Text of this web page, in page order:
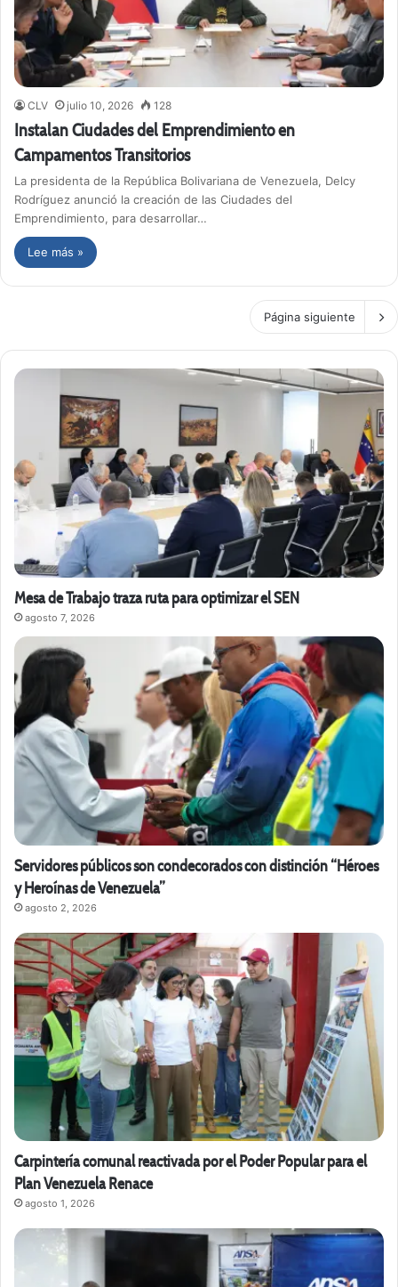
CLV julio 10, 2026 128
Instalan Ciudades del Emprendimiento en
Campamentos Transitorios
La presidenta de la República Bolivariana de Venezuela, Delcy
Rodríguez anunció la creación de las Ciudades del
Emprendimiento, para desarrollar…
Lee más »
Página siguiente
Mesa de Trabajo traza ruta para optimizar el SEN
agosto 7, 2026
Servidores públicos son condecorados con distinción “Héroes
y Heroínas de Venezuela”
agosto 2, 2026
Carpintería comunal reactivada por el Poder Popular para el
Plan Venezuela Renace
agosto 1, 2026